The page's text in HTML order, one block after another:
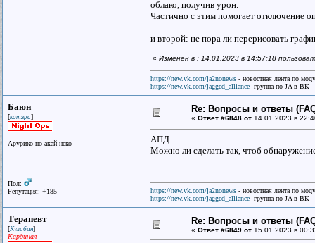
облако, получив урон.
Частично с этим помогает отключение
и второй: не пора ли перерисовать
« Изменён в : 14.01.2023 в 14:57:18
https://new.vk.com/ja2nonews - новостная лента по
https://new.vk.com/jagged_alliance -группа по JA в ВК
Баюн
[котяра]
Арурико-но акай неко
Пол:
Репутация: +185
Re: Вопросы и ответы
« Ответ #6848 от 14.01.2023 в
АПД
Можно ли сделать так, чтоб
https://new.vk.com/ja2nonews - новостная лента по
https://new.vk.com/jagged_alliance -группа по JA в ВК
Терапевт
[Кулибин]
Кардинал
Re: Вопросы и ответы
« Ответ #6849 от 15.01.2023 в